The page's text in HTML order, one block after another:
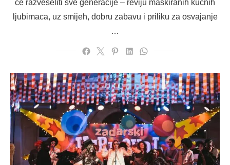
će razveseliti sve generacije – reviju maskiranih kućnih
ljubimaca, uz smijeh, dobru zabavu i priliku za osvajanje
…